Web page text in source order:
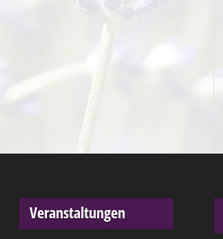
Veranstaltungen